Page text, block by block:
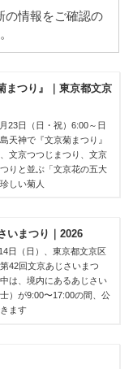
の情報をご確認の
まつり』｜東京都文京
23日（日・祝）6:00～日
天神で『文京菊まつり』
文京つつじまつり、文京
りと並ぶ「文京花の五大
しい菊人
いまつり｜2026
日（日）、東京都文京区
42回文京あじさいまつ
は、境内にあるあじさい
）が9:00〜17:00の間、公
ます